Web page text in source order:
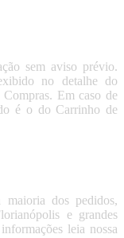
sem aviso prévio.
no detalhe do
Em caso de
é o do Carrinho de
maioria dos pedidos,
e grandes
leia nossa